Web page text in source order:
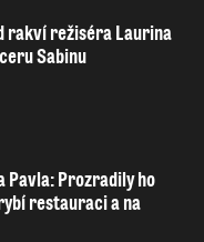
rakví režiséra Laurina
Sabinu
Pavla: Prozradily ho
restauraci a na